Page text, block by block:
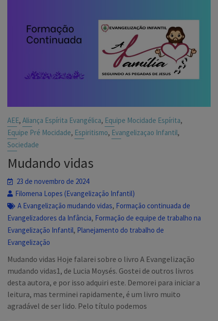
AEE,Aliança Espírita Evangélica, Equipe Mocidade Espírita,
Equipe Pré Mocidade, Espiritismo, Evangelizaçao Infantil,
Sociedade
Mudando vidas
23 de novembro de 2024
Filomena Lopes (Evangelização Infantil)
A Evangelização mudando vidas, Formação continuada de
Evangelizadores da Infância, Formação de equipe de trabalho na
Evangelização Infantil, Planejamento do trabalho de
Evangelização
Mudando vidas Hoje falarei sobre o livro A Evangelização
mudando vidas1, de Lucia Moysés. Gostei de outros livros
desta autora, e por isso adquiri este. Demorei para iniciar a
leitura, mas terminei rapidamente, é um livro muito
agradável de ser lido. Pelo título podemos